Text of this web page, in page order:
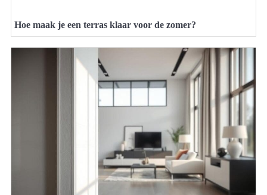
Hoe maak je een terras klaar voor de zomer?